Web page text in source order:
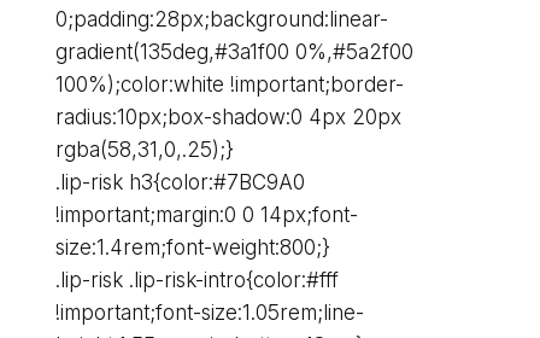
0;padding:28px;background:linear-
gradient(135deg,#3a1f00 0%,#5a2f00
100%);color:white !important;border-
radius:10px;box-shadow:0 4px 20px
rgba(58,31,0,.25);}
.lip-risk h3{color:#7BC9A0
!important;margin:0 0 14px;font-
size:1.4rem;font-weight:800;}
.lip-risk .lip-risk-intro{color:#fff
!important;font-size:1.05rem;line-